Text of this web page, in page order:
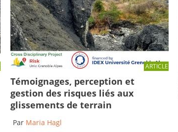
ARTICLE
Témoignages, perception et
gestion des risques liés aux
glissements de terrain
Par Maria Hagl